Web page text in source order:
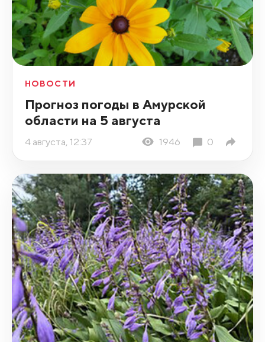
НОВОСТИ
Прогноз погоды в Амурской
области на 5 августа
4 августа, 12:37 1946 0